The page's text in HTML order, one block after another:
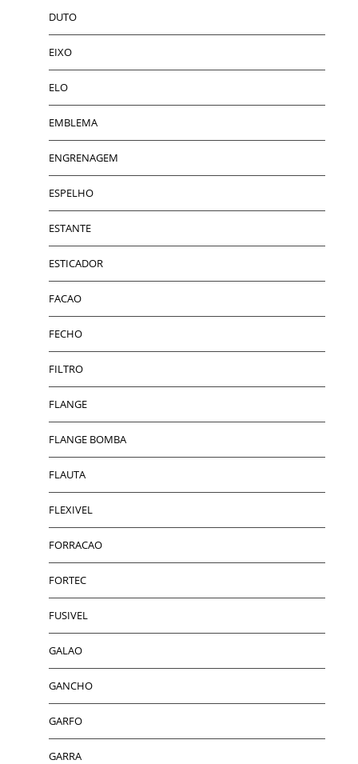
DUTO
EIXO
ELO
EMBLEMA
ENGRENAGEM
ESPELHO
ESTANTE
ESTICADOR
FACAO
FECHO
FILTRO
FLANGE
FLANGE BOMBA
FLAUTA
FLEXIVEL
FORRACAO
FORTEC
FUSIVEL
GALAO
GANCHO
GARFO
GARRA